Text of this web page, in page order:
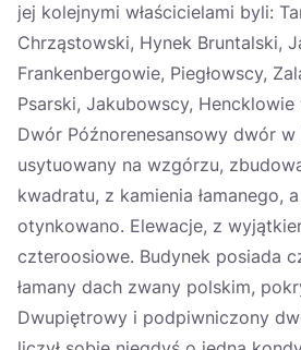
jej kolejnymi właścicielami byli:
Chrząstowski, Hynek Bruntalski,
Frankenbergowie, Piegłowscy,
Psarski, Jakubowscy,
Dwór Późnorenesansowy dwór
usytuowany na wzgórzu,
kwadratu, z kamienia łamanego,
otynkowano. Elewacje, z
czteroosiowe. Budynek posiada
łamany dach zwany polskim,
Dwupiętrowy i podpiwniczony